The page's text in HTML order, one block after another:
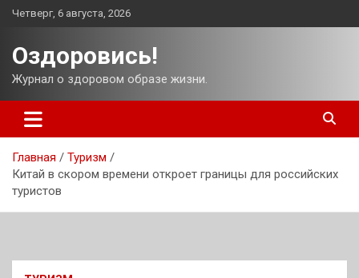
Перейти
Четверг, 6 августа, 2026
Оздоровись!
Журнал о здоровом образе жизни.
Главная
Туризм
Китай в скором времени откроет границы для российских
туристов